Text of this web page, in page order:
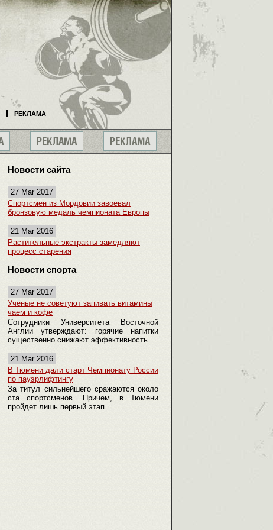
Новости сайта
27 Mar 2017
Спортсмен из Мордовии завоевал
бронзовую медаль чемпионата Европы
21 Mar 2016
Растительные экстракты замедляют
процесс старения
Новости спорта
27 Mar 2017
Ученые не советуют запивать витамины
чаем и кофе
Сотрудники Университета Восточной
Англии утверждают: горячие напитки
существенно снижают эффективность...
21 Mar 2016
В Тюмени дали старт Чемпионату России
по пауэрлифтингу
За титул сильнейшего сражаются около
ста спортсменов. Причем, в Тюмени
пройдет лишь первый этап...
РЕКЛАМА